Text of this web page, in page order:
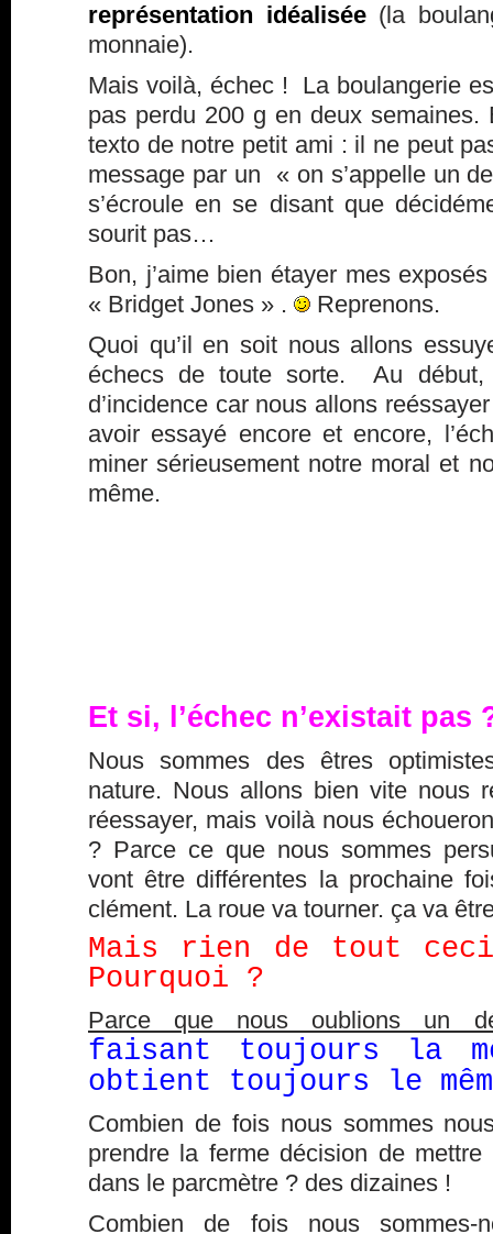
représentation idéalisée(la
monnaie).
Mais voilà, échec ! La boulangerie
pas perdu 200 g en deux
texto de notre petit ami : il ne peut
message par un « on s’appelle un
s’écroule en se disant que
sourit pas…
Bon, j’aime bien étayer mes
« Bridget Jones » .
Reprenons.
Quoi qu’il en soit nous allons
échecs de toute sorte. Au début,
d’incidence car nous allons
avoir essayé encore et encore,
miner sérieusement notre moral et
même.
Et si, l’échec n’existait pas
Nous sommes des êtres
nature. Nous allons bien vite nous
réessayer, mais voilà nous
? Parce ce que nous sommes
vont être différentes la prochaine
clément. La roue va tourner. ça va
Mais rien de tout
Pourquoi ?
Parce que nous oublions un
faisant toujours la
obtient toujours le
Combien de fois nous sommes
prendre la ferme décision de mettre
dans le parcmètre ? des dizaines !
Combien de fois nous sommes-